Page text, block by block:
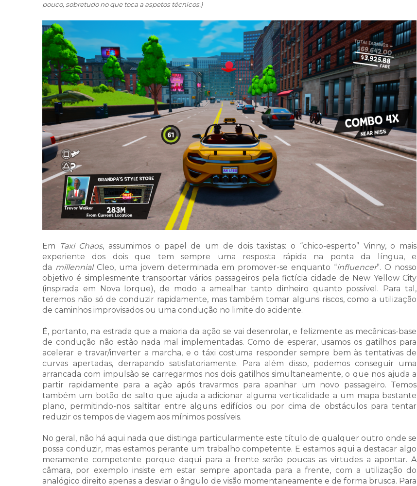
pouco, sobretudo no que toca a aspetos técnicos.)
Em Taxi Chaos, assumimos o papel de um de dois taxistas: o “chico-esperto” Vinny, o mais
experiente dos dois que tem sempre uma resposta rápida na ponta da língua, e
da millennial Cleo, uma jovem determinada em promover-se enquanto “influencer”. O nosso
objetivo é simplesmente transportar vários passageiros pela fictícia cidade de New Yellow City
(inspirada em Nova Iorque), de modo a amealhar tanto dinheiro quanto possível. Para tal,
teremos não só de conduzir rapidamente, mas também tomar alguns riscos, como a utilização
de caminhos improvisados ou uma condução no limite do acidente.
É, portanto, na estrada que a maioria da ação se vai desenrolar, e felizmente as mecânicas-base
de condução não estão nada mal implementadas. Como de esperar, usamos os gatilhos para
acelerar e travar/inverter a marcha, e o táxi costuma responder sempre bem às tentativas de
curvas apertadas, derrapando satisfatoriamente. Para além disso, podemos conseguir uma
arrancada com impulsão se carregarmos nos dois gatilhos simultaneamente, o que nos ajuda a
partir rapidamente para a ação após travarmos para apanhar um novo passageiro. Temos
também um botão de salto que ajuda a adicionar alguma verticalidade a um mapa bastante
plano, permitindo-nos saltitar entre alguns edifícios ou por cima de obstáculos para tentar
reduzir os tempos de viagem aos mínimos possíveis.
No geral, não há aqui nada que distinga particularmente este título de qualquer outro onde se
possa conduzir, mas estamos perante um trabalho competente. E estamos aqui a destacar algo
meramente competente porque daqui para a frente serão poucas as virtudes a apontar. A
câmara, por exemplo insiste em estar sempre apontada para a frente, com a utilização do
analógico direito apenas a desviar o ângulo de visão momentaneamente e de forma brusca. Para